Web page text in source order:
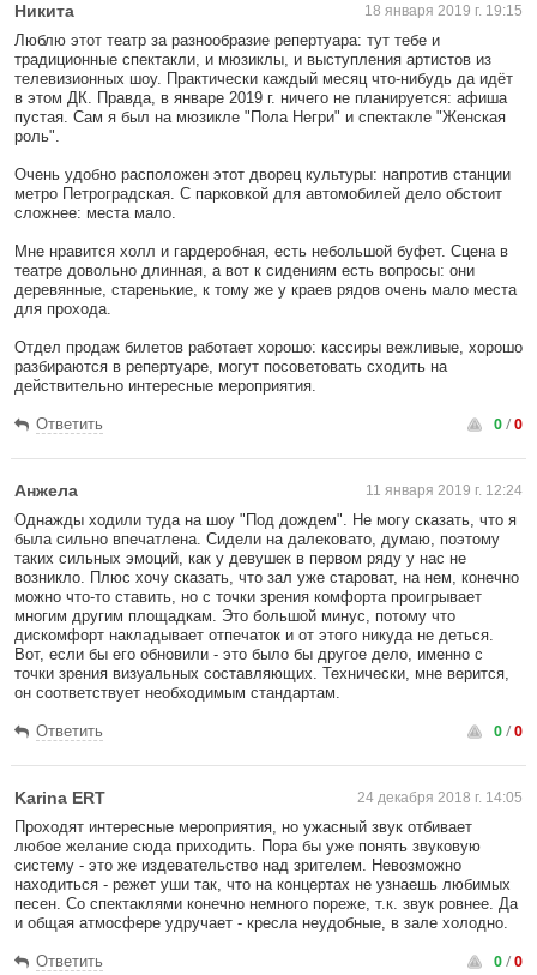
Никита 18 января 2019 г. 19:15
Люблю этот театр за разнообразие репертуара: тут тебе и
традиционные спектакли, и мюзиклы, и выступления артистов из
телевизионных шоу. Практически каждый месяц что-нибудь да идёт
в этом ДК. Правда, в январе 2019 г. ничего не планируется: афиша
пустая. Сам я был на мюзикле "Пола Негри" и спектакле "Женская
роль".
Очень удобно расположен этот дворец культуры: напротив станции
метро Петроградская. С парковкой для автомобилей дело обстоит
сложнее: места мало.
Мне нравится холл и гардеробная, есть небольшой буфет. Сцена в
театре довольно длинная, а вот к сидениям есть вопросы: они
деревянные, старенькие, к тому же у краев рядов очень мало места
для прохода.
Отдел продаж билетов работает хорошо: кассиры вежливые, хорошо
разбираются в репертуаре, могут посоветовать сходить на
действительно интересные мероприятия.
Ответить 0/0
Анжела 11 января 2019 г. 12:24
Однажды ходили туда на шоу "Под дождем". Не могу сказать, что я
была сильно впечатлена. Сидели на далековато, думаю, поэтому
таких сильных эмоций, как у девушек в первом ряду у нас не
возникло. Плюс хочу сказать, что зал уже староват, на нем, конечно
можно что-то ставить, но с точки зрения комфорта проигрывает
многим другим площадкам. Это большой минус, потому что
дискомфорт накладывает отпечаток и от этого никуда не деться.
Вот, если бы его обновили - это было бы другое дело, именно с
точки зрения визуальных составляющих. Технически, мне верится,
он соответствует необходимым стандартам.
Ответить 0/0
Karina ERT 24 декабря 2018 г. 14:05
Проходят интересные мероприятия, но ужасный звук отбивает
любое желание сюда приходить. Пора бы уже понять звуковую
систему - это же издевательство над зрителем. Невозможно
находиться - режет уши так, что на концертах не узнаешь любимых
песен. Со спектаклями конечно немного пореже, т.к. звук ровнее. Да
и общая атмосфере удручает - кресла неудобные, в зале холодно.
Ответить 0/0